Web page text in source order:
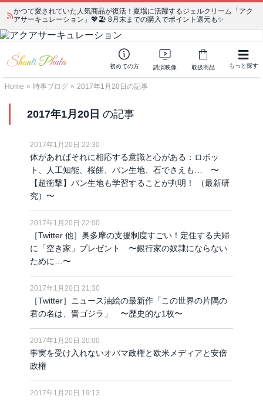
かつて愛されていた人気商品が復活！夏場に活躍するジェルクリーム「アク
アサーキュレーション」💖🏖️ 8月末までの購入でポイント還元も✨
初めての方 講演映像 取扱商品 もっと探す
Home » 時事ブログ » 2017年1月20日の記事
2017年1月20日 の記事
2017年1月20日 22:30
体があればそれに相応する意識と心がある：ロボッ
ト、人工知能、桜餅、パン生地、石でさえも… 〜
【超衝撃】パン生地も学習することが判明！ （最新研
究）〜
2017年1月20日 22:00
［Twitter 他］奥多摩の支援制度すごい！定住する夫婦
に「空き家」プレゼント 〜銀行家の奴隷にならない
ために…〜
2017年1月20日 21:30
［Twitter］ニュース油絵の最新作「この世界の片隅の
君の名は、晋ゴジラ」 〜歴史的な1枚〜
2017年1月20日 20:00
事実を受け入れないオバマ政権と欧米メディアと安倍
政権
2017年1月20日 19:13